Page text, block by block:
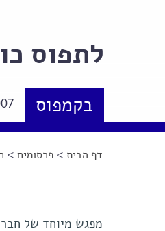
לתפוס
בקמפוס
הינך נמצא כאן
דף הבית >פרסומים >
מפגש מיוחד של